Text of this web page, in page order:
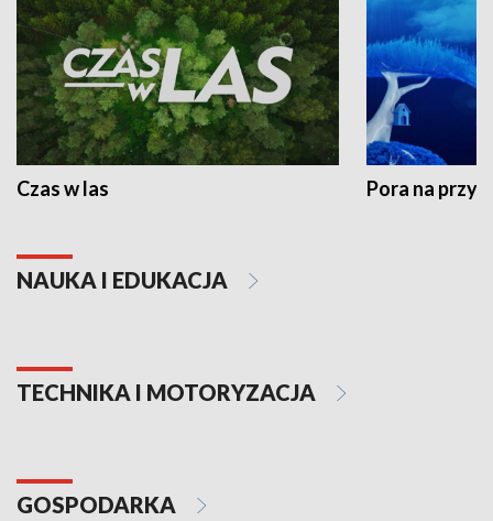
Czas w las Pora na
NAUKA I EDUKACJA
TECHNIKA I MOTORYZACJA
GOSPODARKA